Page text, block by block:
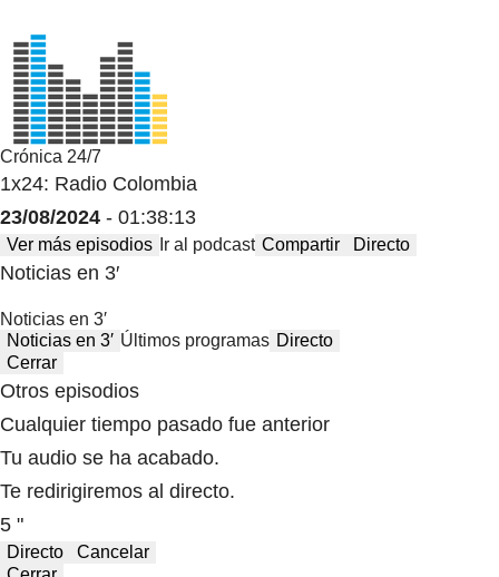
Crónica 24/7
1x24: Radio Colombia
23/08/2024 - 01:38:13
Ver más episodios Ir al podcast Compartir Directo
Noticias en 3′
Noticias en 3′
Noticias en 3′ Últimos programas Directo
Cerrar
Otros episodios
Cualquier tiempo pasado fue anterior
Tu audio se ha acabado.
Te redirigiremos al directo.
5 "
Directo
Cancelar